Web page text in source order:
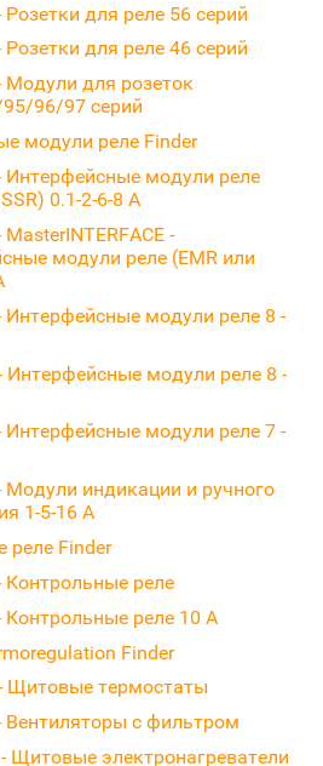
Розетки для реле 56 серий
Розетки для реле 46 серий
Модули для розеток
96/97 серий
модули реле Finder
Интерфейсные модули реле
0.1-2-6-8 A
-
модули реле (EMR или
Интерфейсные модули реле 8 -
Интерфейсные модули реле 8 -
Интерфейсные модули реле 7 -
Модули индикации и ручного
1-5-16 A
реле Finder
Контрольные реле
Контрольные реле 10 А
Finder
Щитовые термостаты
Вентиляторы с фильтром
Щитовые электронагреватели